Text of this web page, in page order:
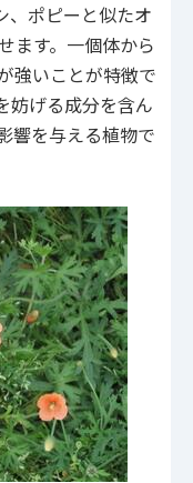
、ポピーと似たオ
ます。一個体から
強いことが特徴で
妨げる成分を含ん
響を与える植物で